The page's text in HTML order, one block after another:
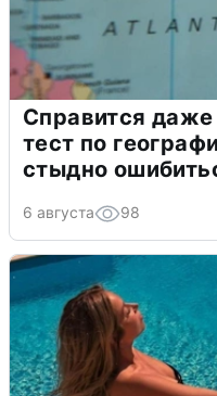
Справится
тест по
стыдно
6 августа 98